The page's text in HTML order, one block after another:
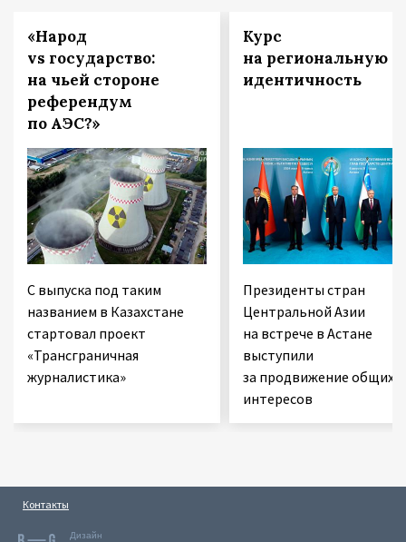
«Народ
vs государство:
на чьей стороне
референдум
по АЭС?»
С выпуска под таким
названием в Казахстане
стартовал проект
«Трансграничная
журналистика»
Курс
на региональную
идентичность
Президенты стран
Центральной Азии
на встрече в Астане
выступили
за продвижение общих
интересов
Контакты
Дизайн